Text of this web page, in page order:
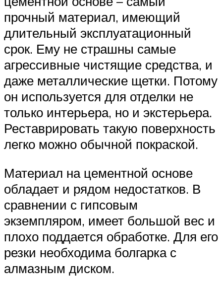
прочный материал, имеющий
длительный эксплуатационный
срок. Ему не страшны самые
агрессивные чистящие средства, и
даже металлические щетки. Потому
он используется для отделки не
только интерьера, но и экстерьера.
Реставрировать такую поверхность
легко можно обычной покраской.
Материал на цементной основе
обладает и рядом недостатков. В
сравнении с гипсовым
экземпляром, имеет большой вес и
плохо поддается обработке. Для его
резки необходима болгарка с
алмазным диском.